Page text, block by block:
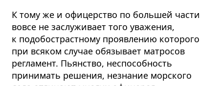
К тому же и офицерство по большей части
вовсе не заслуживает того уважения,
к подобострастному проявлению которого
при всяком случае обязывает матросов
регламент. Пьянство, неспособность
принимать решения, незнание морского